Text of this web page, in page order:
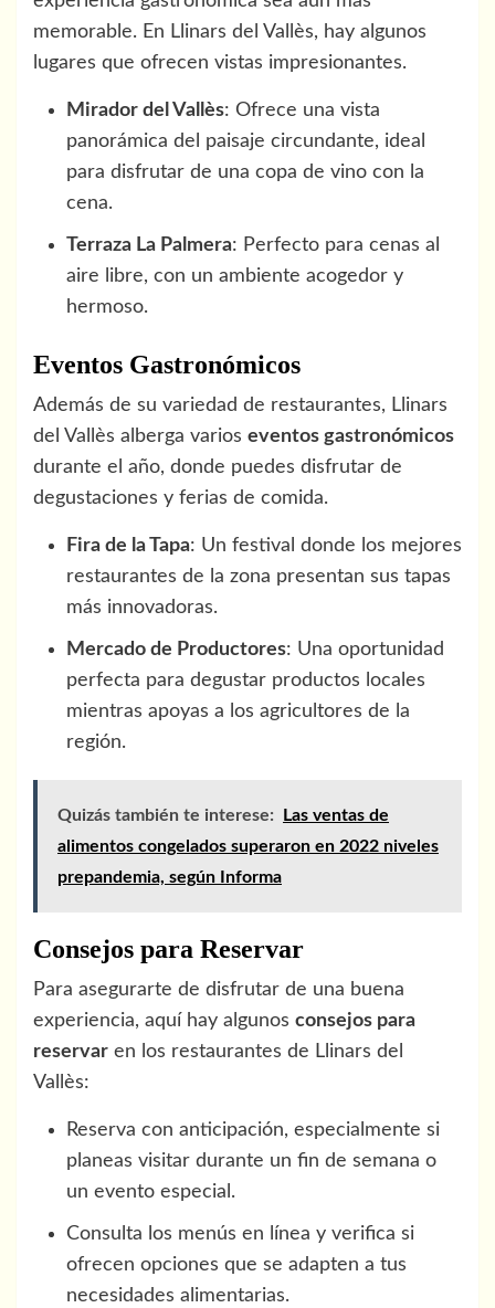
memorable. En Llinars del Vallès, hay algunos
lugares que ofrecen vistas impresionantes.
Mirador del Vallès: Ofrece una vista
panorámica del paisaje circundante, ideal
para disfrutar de una copa de vino con la
cena.
Terraza La Palmera: Perfecto para cenas al
aire libre, con un ambiente acogedor y
hermoso.
Eventos Gastronómicos
Además de su variedad de restaurantes, Llinars
del Vallès alberga varios eventos gastronómicos
durante el año, donde puedes disfrutar de
degustaciones y ferias de comida.
Fira de la Tapa: Un festival donde los mejores
restaurantes de la zona presentan sus tapas
más innovadoras.
Mercado de Productores: Una oportunidad
perfecta para degustar productos locales
mientras apoyas a los agricultores de la
región.
Quizás también te interese:
Las ventas de
alimentos congelados superaron en 2022 niveles
prepandemia, según Informa
Consejos para Reservar
Para asegurarte de disfrutar de una buena
experiencia, aquí hay algunos consejos para
reservar en los restaurantes de Llinars del
Vallès:
Reserva con anticipación, especialmente si
planeas visitar durante un fin de semana o
un evento especial.
Consulta los menús en línea y verifica si
ofrecen opciones que se adapten a tus
necesidades alimentarias.